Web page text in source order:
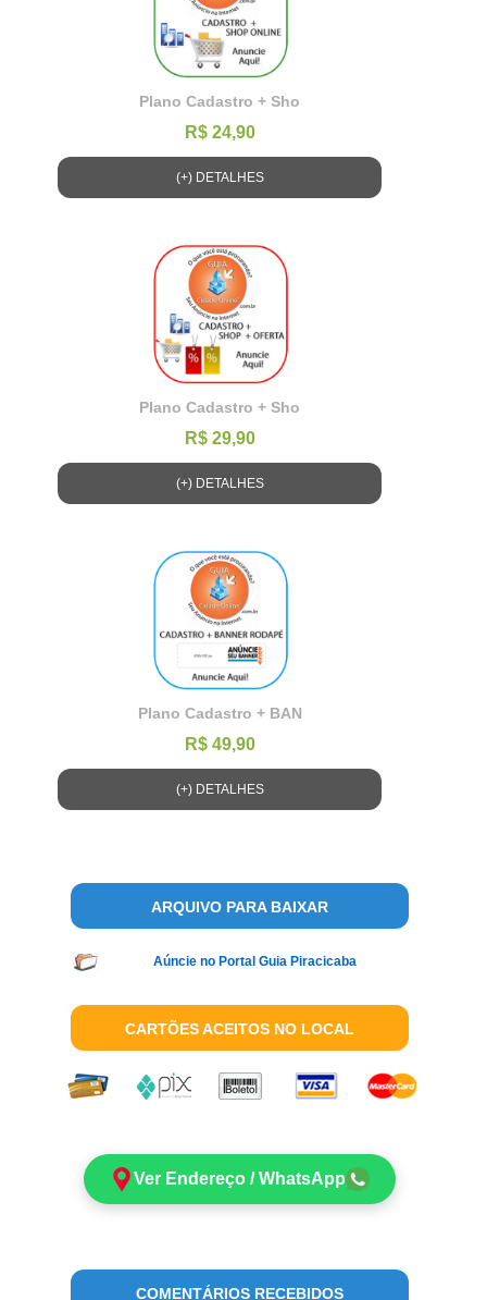
Plano Cadastro + Sho
R$ 24,90
(+) DETALHES
Plano Cadastro + Sho
R$ 29,90
(+) DETALHES
Plano Cadastro + BAN
R$ 49,90
(+) DETALHES
ARQUIVO PARA BAIXAR
Aúncie no Portal Guia Piracicaba
CARTÕES ACEITOS NO LOCAL
Ver Endereço / WhatsApp
COMENTÁRIOS RECEBIDOS